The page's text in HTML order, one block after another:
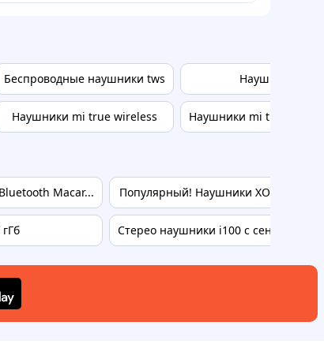
Беспроводные наушники tws
Наушники mi true wireless
Наушники
Наушники mi true
Macar... Популярный! Наушники XO X33
Стерео наушники i100 с